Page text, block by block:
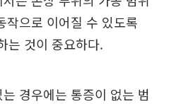
작으로 이어질 수 있도록
는 것이 중요하다.
경우에는 통증이 없는 범